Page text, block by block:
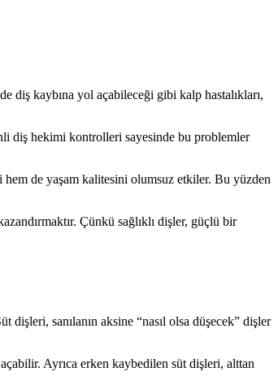
diş kaybına yol açabileceği gibi kalp hastalıkları,
diş hekimi kontrolleri sayesinde bu problemler
de yaşam kalitesini olumsuz etkiler. Bu yüzden
Çünkü sağlıklı dişler, güçlü bir
dişleri, sanılanın aksine “nasıl olsa düşecek” dişler
Ayrıca erken kaybedilen süt dişleri, alttan